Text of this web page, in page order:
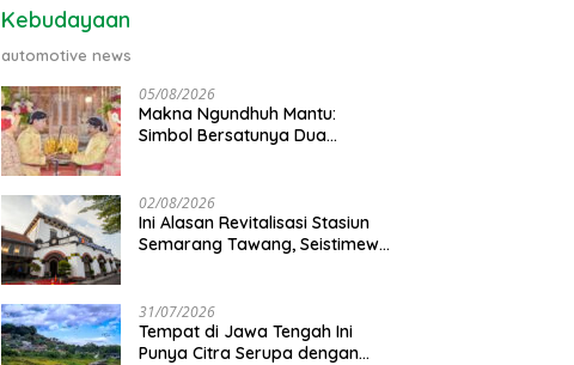
Kebudayaan
automotive news
05/08/2026
Makna Ngundhuh Mantu:
Simbol Bersatunya Dua
02/08/2026
Ini Alasan Revitalisasi Stasiun
Semarang Tawang, Seistimewa
31/07/2026
Tempat di Jawa Tengah Ini
Punya Citra Serupa dengan